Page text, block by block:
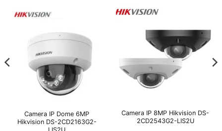
Camera IP Dome 6MP
Hikvision DS-2CD2163G2-
Camera IP 8MP Hikvision DS-
2CD2543G2-LIS2U